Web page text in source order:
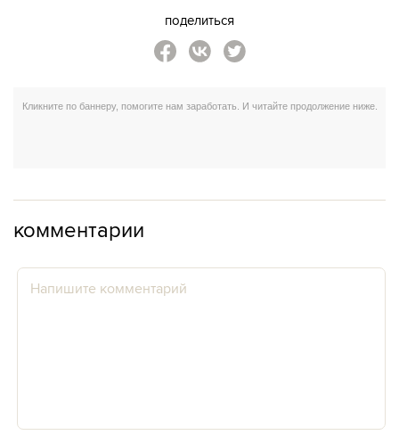
поделиться
комментарии